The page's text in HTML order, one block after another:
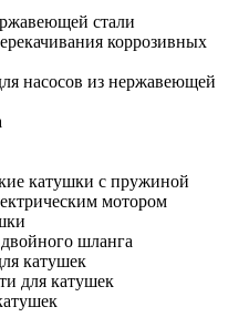
стали
коррозивных
насосов из нержавеющей
катушки с пружиной
мотором
шланга
катушек
для катушек